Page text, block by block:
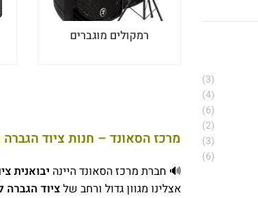
(3)
(4)
(6)
(2)
(3)
(6)
רמקולים מוגברים
מרכז הסאונד – חנות ציוד
🔊 חברת מרכז הסאונד היינה יבואנית
אצלינו מגוון גדול ורחב שלציוד הגברה